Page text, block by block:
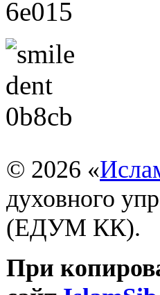
© 2026 «
духовного
(ЕДУМ КК).
При